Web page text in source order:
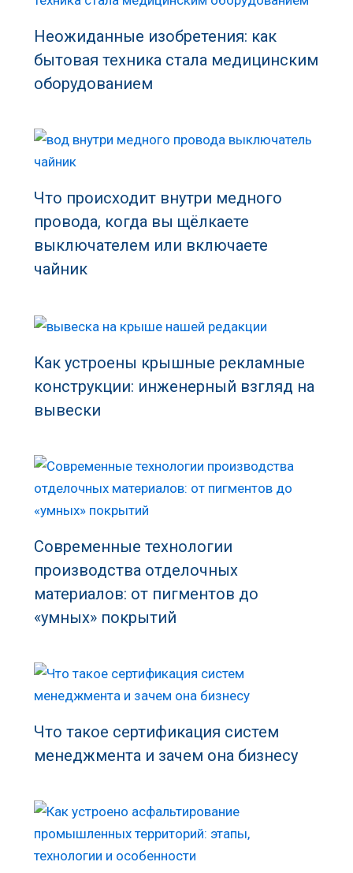
Неожиданные изобретения: как
бытовая техника стала медицинским
оборудованием
Что происходит внутри медного
провода, когда вы щёлкаете
выключателем или включаете
чайник
Как устроены крышные рекламные
конструкции: инженерный взгляд на
вывески
Современные технологии
производства отделочных
материалов: от пигментов до
«умных» покрытий
Что такое сертификация систем
менеджмента и зачем она бизнесу